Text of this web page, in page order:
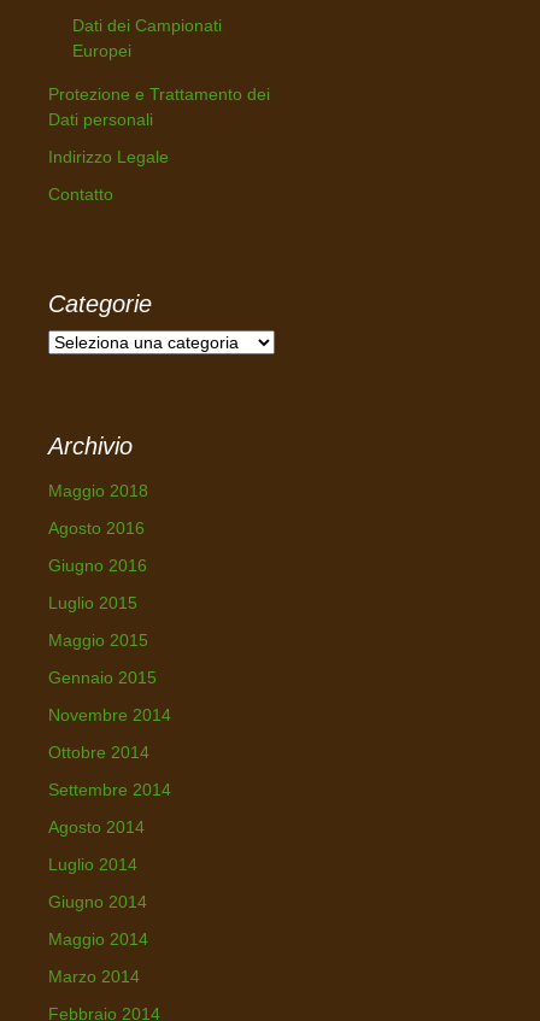
Dati dei Campionati
Europei
Protezione e Trattamento dei
Dati personali
Indirizzo Legale
Contatto
Categorie
C
g
r
Archivio
Maggio 2018
Agosto 2016
Giugno 2016
Luglio 2015
Maggio 2015
Gennaio 2015
Novembre 2014
Ottobre 2014
Settembre 2014
Agosto 2014
Luglio 2014
Giugno 2014
Maggio 2014
Marzo 2014
Febbraio 2014